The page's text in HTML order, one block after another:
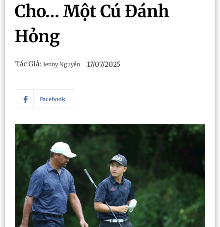
Cho… Một Cú Đánh
Hỏng
Tác Giả: Jenny Nguyễn 17/07/2025
Facebook